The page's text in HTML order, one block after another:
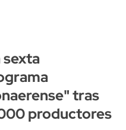
sexta
tras
productores